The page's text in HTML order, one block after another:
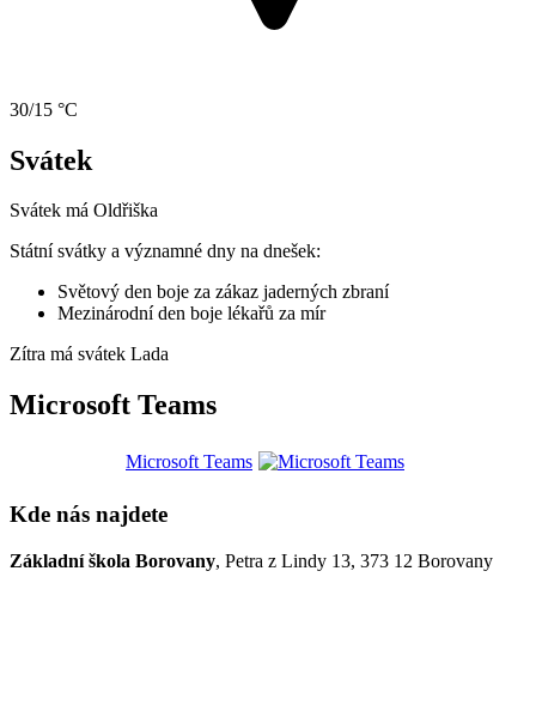
30/15 °C
Svátek
Svátek má Oldřiška
Státní svátky a významné dny na dnešek:
Světový den boje za zákaz jaderných zbraní
Mezinárodní den boje lékařů za mír
Zítra má svátek Lada
Microsoft Teams
Microsoft Teams
Kde nás najdete
Základní škola Borovany, Petra z Lindy 13, 373 12 Borovany